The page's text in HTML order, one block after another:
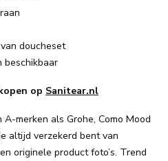
doucheset
beschikbaar
op Sanitear.nl
merken als Grohe, Como Mood
altijd verzekerd bent van
originele product foto’s. Trend